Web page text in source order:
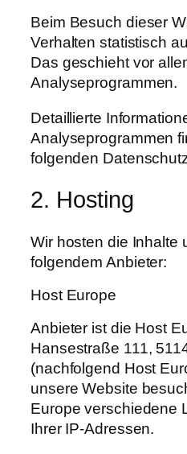
Beim Besuch dieser
Verhalten statistisch
Das geschieht vor
Analyseprogrammen.
Detaillierte
Analyseprogrammen
folgenden
2. Hosting
Wir hosten die Inhalte
folgendem Anbieter:
Host Europe
Anbieter ist die Host
Hansestraße 111,
(nachfolgend Host
unsere Website
Europe verschiedene
Ihrer IP-Adressen.